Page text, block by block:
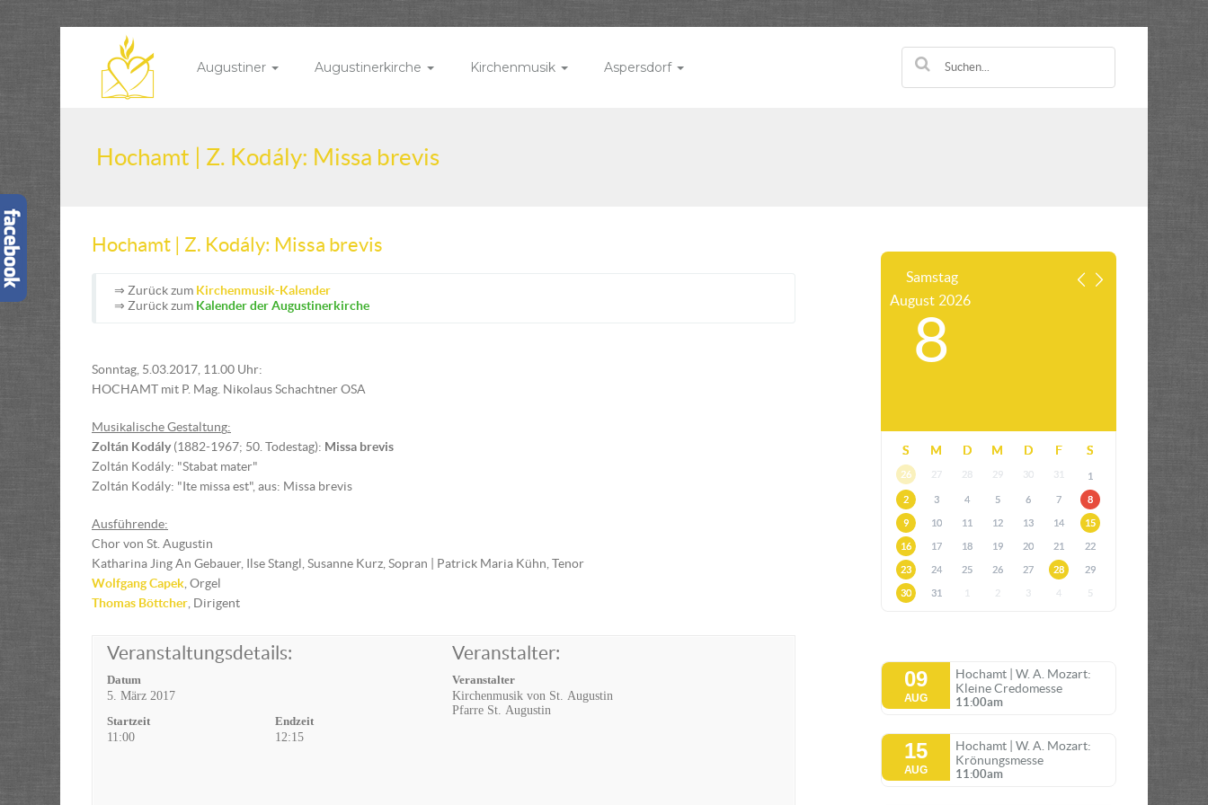
Augustiner Augustinerkirche Kirchenmusik Aspersdorf
Hochamt | Z. Kodály: Missa brevis
Hochamt | Z. Kodály: Missa brevis
⇒ Zurück zum Kirchenmusik-Kalender
⇒ Zurück zum Kalender der Augustinerkirche
Sonntag, 5.03.2017, 11.00 Uhr:
HOCHAMT mit P. Mag. Nikolaus Schachtner OSA
Musikalische Gestaltung:
Zoltán Kodály (1882-1967; 50. Todestag): Missa brevis
Zoltán Kodály: "Stabat mater"
Zoltán Kodály: "Ite missa est", aus: Missa brevis
Ausführende:
Chor von St. Augustin
Katharina Jing An Gebauer, Ilse Stangl, Susanne Kurz, Sopran | Patrick Maria Kühn, Tenor
Wolfgang Capek , Orgel
Thomas Böttcher , Dirigent
Veranstaltungsdetails:
Datum
5. März 2017
Startzeit
11:00
Endzeit
12:15
Veranstalter:
Veranstalter
Kirchenmusik von St. Augustin
Pfarre St. Augustin
Samstag
August 2026
8
S M D M D F S
26 27 28 29 30 31 1
2 3 4 5 6 7 8
9 10 11 12 13 14 15
16 17 18 19 20 21 22
23 24 25 26 27 28 29
30 31 1 2 3 4 5
09
AUG
Hochamt | W. A. Mozart:
Kleine Credomesse
11:00am
15
AUG
Hochamt | W. A. Mozart:
Krönungsmesse
11:00am